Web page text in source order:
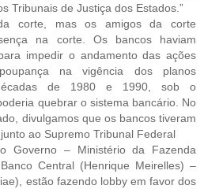
Tribunais de Justiça dos Estados.”
corte, mas os amigos da corte
na corte. Os bancos haviam
impedir o andamento das ações
na vigência dos planos
de 1980 e 1990, sob o
quebrar o sistema bancário. No
divulgamos que os bancos tiveram
ao Supremo Tribunal Federal
Governo – Ministério da Fazenda
Central (Henrique Meirelles) –
estão fazendo lobby em favor dos